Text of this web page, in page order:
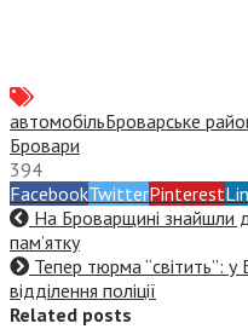
автомобільБроварське
Бровари
394
FacebookTwitterPinterest
На Броварщині знайшли
пам’ятку
Тепер тюрма “світить”: у
відділення поліції
Related posts